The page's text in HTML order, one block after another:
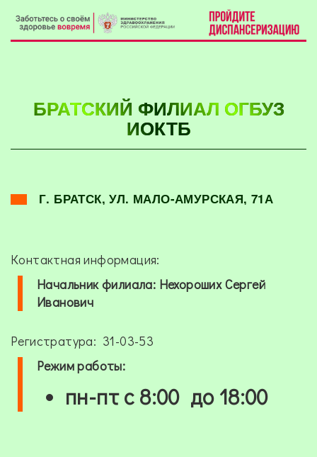
БРАТСКИЙ ФИЛИАЛ ОГБУЗ
ИОКТБ
Г. БРАТСК, УЛ. МАЛО-АМУРСКАЯ, 71А
Контактная информация:
Начальник филиала: Нехороших Сергей
Иванович
Регистратура: 31-03-53
Режим работы:
пн-пт с 8:00 до 18:00